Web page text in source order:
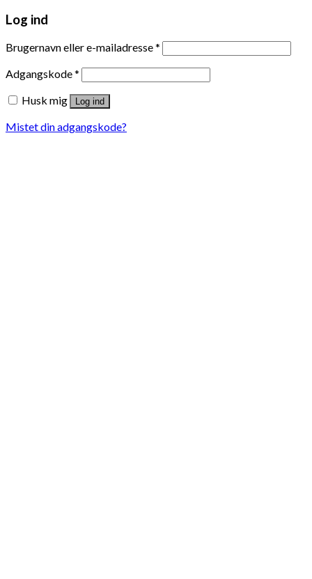
Log ind
Brugernavn eller e-mailadresse*
Adgangskode*
Husk mig
Log ind
Mistet din adgangskode?